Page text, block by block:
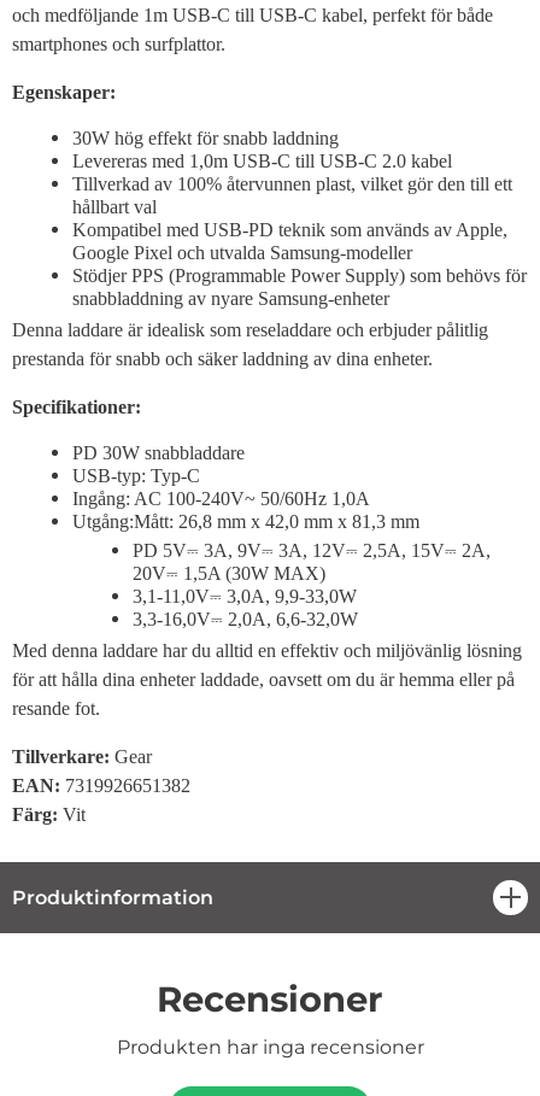
och medföljande 1m USB-C till USB-C kabel, perfekt för både
smartphones och surfplattor.
Egenskaper:
30W hög effekt för snabb laddning
Levereras med 1,0m USB-C till USB-C 2.0 kabel
Tillverkad av 100% återvunnen plast, vilket gör den till ett
hållbart val
Kompatibel med USB-PD teknik som används av Apple,
Google Pixel och utvalda Samsung-modeller
Stödjer PPS (Programmable Power Supply) som behövs för
snabbladdning av nyare Samsung-enheter
Denna laddare är idealisk som reseladdare och erbjuder pålitlig
prestanda för snabb och säker laddning av dina enheter.
Specifikationer:
PD 30W snabbladdare
USB-typ: Typ-C
Ingång: AC 100-240V~ 50/60Hz 1,0A
Utgång:Mått: 26,8 mm x 42,0 mm x 81,3 mm
PD 5V⎓ 3A, 9V⎓ 3A, 12V⎓ 2,5A, 15V⎓ 2A,
20V⎓ 1,5A (30W MAX)
3,1-11,0V⎓ 3,0A, 9,9-33,0W
3,3-16,0V⎓ 2,0A, 6,6-32,0W
Med denna laddare har du alltid en effektiv och miljövänlig lösning
för att hålla dina enheter laddade, oavsett om du är hemma eller på
resande fot.
Tillverkare: Gear
EAN: 7319926651382
Färg: Vit
Produktinformation
Recensioner
Produkten har inga recensioner